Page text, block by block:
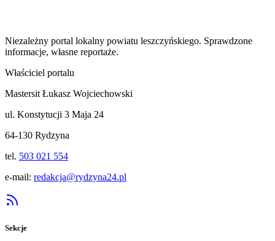
Niezależny portal lokalny powiatu leszczyńskiego. Sprawdzone
informacje, własne reportaże.
Właściciel portalu
Mastersit Łukasz Wojciechowski
ul. Konstytucji 3 Maja 24
64-130 Rydzyna
tel. 503 021 554
e-mail: redakcja@rydzyna24.pl
Sekcje